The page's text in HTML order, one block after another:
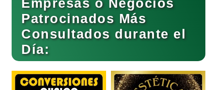
Cibercafés
Clínicas de Belleza
Empresas o Negocios
Patrocinados Más
Consultados durante el
Día: